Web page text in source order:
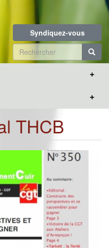
Syndiquez-vous
Formulaire
de
THCB